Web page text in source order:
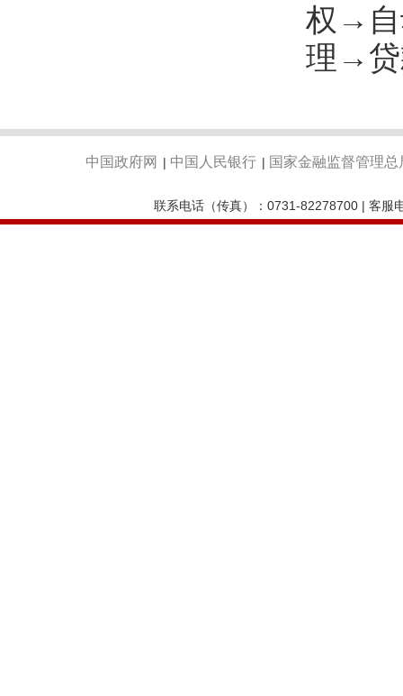
权→自
理→贷
中国政府网 | 中国人民银行 | 国家金融监督管理总
联系电话（传真）：0731-82278700 | 客服